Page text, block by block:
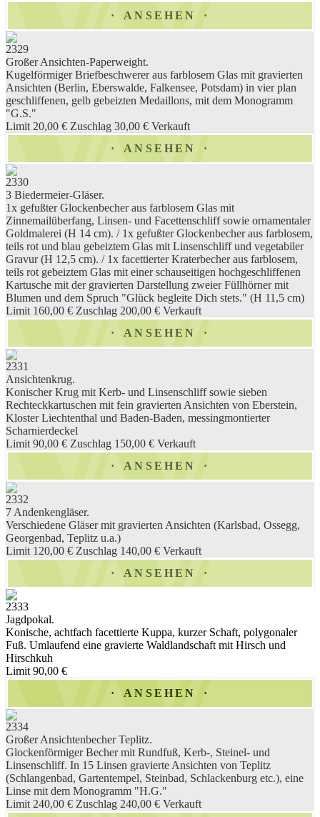
ANSEHEN
2329
Großer Ansichten-Paperweight.
Kugelförmiger Briefbeschwerer aus farblosem Glas mit gravierten
Ansichten (Berlin, Eberswalde, Falkensee, Potsdam) in vier plan
geschliffenen, gelb gebeizten Medaillons, mit dem Monogramm
"G.S."
Limit 20,00 € Zuschlag 30,00 € Verkauft
ANSEHEN
2330
3 Biedermeier-Gläser.
1x gefußter Glockenbecher aus farblosem Glas mit
Zinnemailüberfang, Linsen- und Facettenschliff sowie ornamentaler
Goldmalerei (H 14 cm). / 1x gefußter Glockenbecher aus farblosem,
teils rot und blau gebeiztem Glas mit Linsenschliff und vegetabiler
Gravur (H 12,5 cm). / 1x facettierter Kraterbecher aus farblosem,
teils rot gebeiztem Glas mit einer schauseitigen hochgeschliffenen
Kartusche mit der gravierten Darstellung zweier Füllhörner mit
Blumen und dem Spruch "Glück begleite Dich stets." (H 11,5 cm)
Limit 160,00 € Zuschlag 200,00 € Verkauft
ANSEHEN
2331
Ansichtenkrug.
Konischer Krug mit Kerb- und Linsenschliff sowie sieben
Rechteckkartuschen mit fein gravierten Ansichten von Eberstein,
Kloster Liechtenthal und Baden-Baden, messingmontierter
Scharnierdeckel
Limit 90,00 € Zuschlag 150,00 € Verkauft
ANSEHEN
2332
7 Andenkengläser.
Verschiedene Gläser mit gravierten Ansichten (Karlsbad, Ossegg,
Georgenbad, Teplitz u.a.)
Limit 120,00 € Zuschlag 140,00 € Verkauft
ANSEHEN
2333
Jagdpokal.
Konische, achtfach facettierte Kuppa, kurzer Schaft, polygonaler
Fuß. Umlaufend eine gravierte Waldlandschaft mit Hirsch und
Hirschkuh
Limit 90,00 €
ANSEHEN
2334
Großer Ansichtenbecher Teplitz.
Glockenförmiger Becher mit Rundfuß, Kerb-, Steinel- und
Linsenschliff. In 15 Linsen gravierte Ansichten von Teplitz
(Schlangenbad, Gartentempel, Steinbad, Schlackenburg etc.), eine
Linse mit dem Monogramm "H.G."
Limit 240,00 € Zuschlag 240,00 € Verkauft